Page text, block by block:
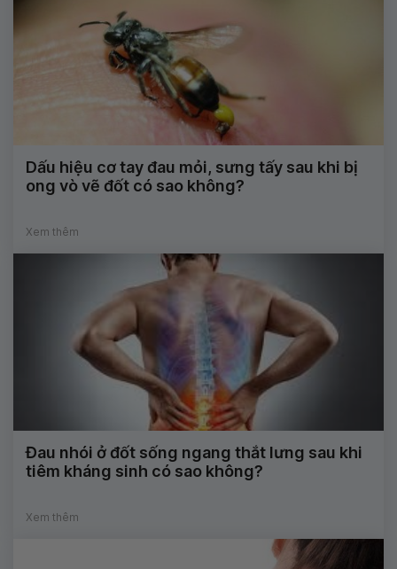
Dấu hiệu cơ tay đau mỏi, sưng tấy sau khi bị
ong vò vẽ đốt có sao không?
Xem thêm
Đau nhói ở đốt sống ngang thắt lưng sau khi
tiêm kháng sinh có sao không?
Xem thêm